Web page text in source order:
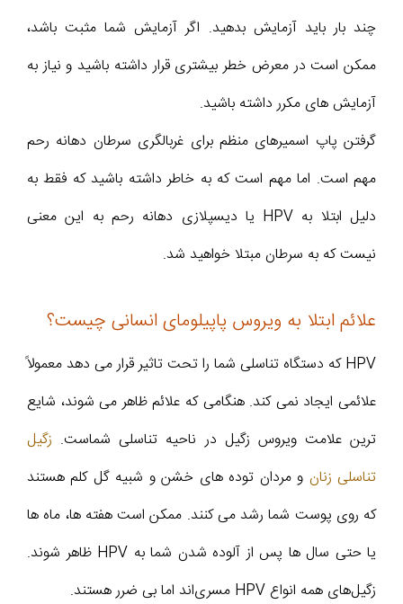
چند بار باید آزمایش بدهید. اگر آزمایش شما مثبت باشد،
ممکن است در معرض خطر بیشتری قرار داشته باشید و نیاز به
آزمایش های مکرر داشته باشید.
گرفتن پاپ اسمیرهای منظم برای غربالگری سرطان دهانه رحم
مهم است. اما مهم است که به خاطر داشته باشید که فقط به
دلیل ابتلا به HPV یا دیسپلازی دهانه رحم به این معنی
نیست که به سرطان مبتلا خواهید شد.
علائم ابتلا به ویروس پاپیلومای انسانی چیست؟
HPV که دستگاه تناسلی شما را تحت تاثیر قرار می دهد معمولاً
علائمی ایجاد نمی کند. هنگامی که علائم ظاهر می شوند، شایع
ترین علامت ویروس زگیل در ناحیه تناسلی شماست. زگیل
تناسلی زنان و مردان توده های خشن و شبیه گل کلم هستند
که روی پوست شما رشد می کنند. ممکن است هفته ها، ماه ها
یا حتی سال ها پس از آلوده شدن شما به HPV ظاهر شوند.
زگیل‌های همه انواع HPV مسری‌اند اما بی ضرر هستند.